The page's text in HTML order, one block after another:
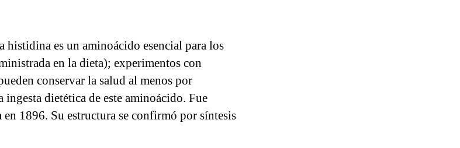
histidina es un aminoácido esencial para los
en la dieta); experimentos con
conservar la salud al menos por
dietética de este aminoácido. Fue
en 1896. Su estructura se confirmó por síntesis